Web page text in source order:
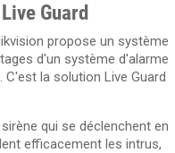
Guard
propose un système
d'un système d'alarme
la solution Live Guard
qui se déclenchent en
efficacement les intrus,